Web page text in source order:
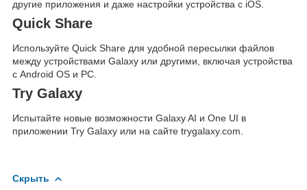
другие приложения и даже настройки устройства с iOS.
Quick Share
Используйте Quick Share для удобной пересылки файлов
между устройствами Galaxy или другими, включая устройства
с Android OS и PC.
Try Galaxy
Испытайте новые возможности Galaxy AI и One UI в
приложении Try Galaxy или на сайте trygalaxy.com.
Скрыть